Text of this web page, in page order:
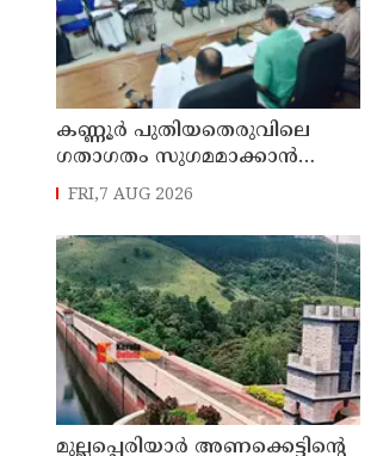
കണ്ണൂർ പുതിയതെരുവിലെ
ഗതാഗതം സുഗമമാക്കാന്‍
നടപടികള്‍ സ്വീകരിക്കും
FRI,7 AUG 2026
മുല്ലപ്പെരിയാർ അണക്കെട്ടിന്റെ